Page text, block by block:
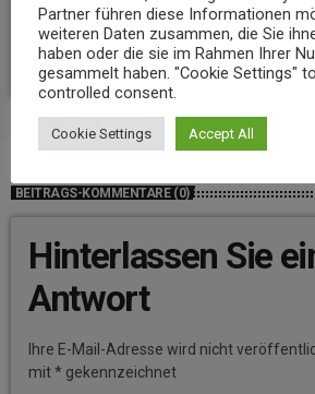
Niedrigwasser belastet Gewässer im Landkreis
today 7. AUGUST 2026 12
BEITRAGS-KOMMENTARE (0)
Hinterlassen Sie
Antwort
Ihre E-Mail-Adresse wird nicht
mit * gekennzeichnet
Partner führen diese Informationen
weiteren Daten zusammen, die Sie
haben oder die sie im Rahmen Ihrer
gesammelt haben. "Cookie Settings"
controlled consent.
Cookie Settings Accept All